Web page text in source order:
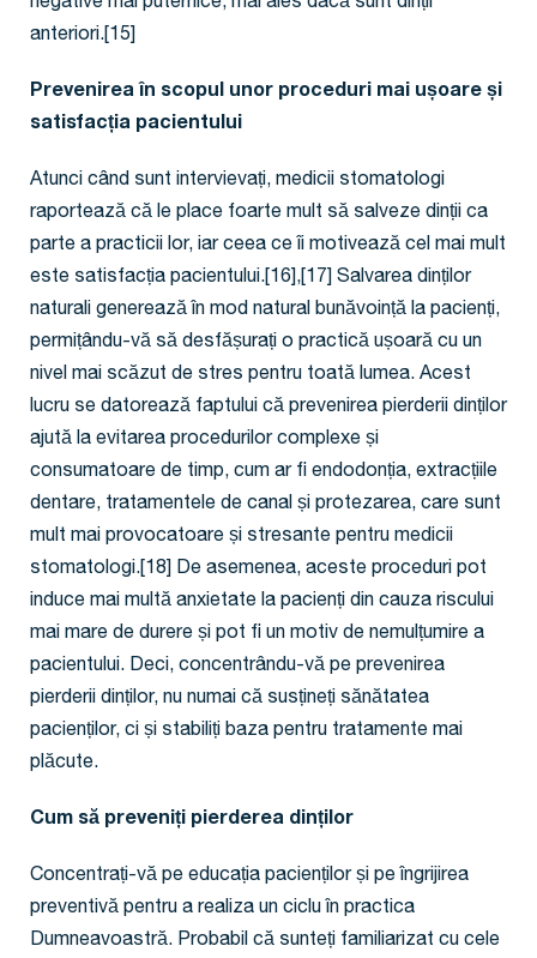
anteriori.[15]
Prevenirea în scopul unor proceduri mai ușoare și
satisfacția pacientului
Atunci când sunt intervievați, medicii stomatologi
raportează că le place foarte mult să salveze dinții ca
parte a practicii lor, iar ceea ce îi motivează cel mai mult
este satisfacția pacientului.[16],[17] Salvarea dinților
naturali generează în mod natural bunăvoință la pacienți,
permițându-vă să desfășurați o practică ușoară cu un
nivel mai scăzut de stres pentru toată lumea. Acest
lucru se datorează faptului că prevenirea pierderii dinților
ajută la evitarea procedurilor complexe și
consumatoare de timp, cum ar fi endodonția, extracțiile
dentare, tratamentele de canal și protezarea, care sunt
mult mai provocatoare și stresante pentru medicii
stomatologi.[18] De asemenea, aceste proceduri pot
induce mai multă anxietate la pacienți din cauza riscului
mai mare de durere și pot fi un motiv de nemulțumire a
pacientului. Deci, concentrându-vă pe prevenirea
pierderii dinților, nu numai că susțineți sănătatea
pacienților, ci și stabiliți baza pentru tratamente mai
plăcute.
Cum să preveniți pierderea dinților
Concentrați-vă pe educația pacienților și pe îngrijirea
preventivă pentru a realiza un ciclu în practica
Dumneavoastră. Probabil că sunteți familiarizat cu cele